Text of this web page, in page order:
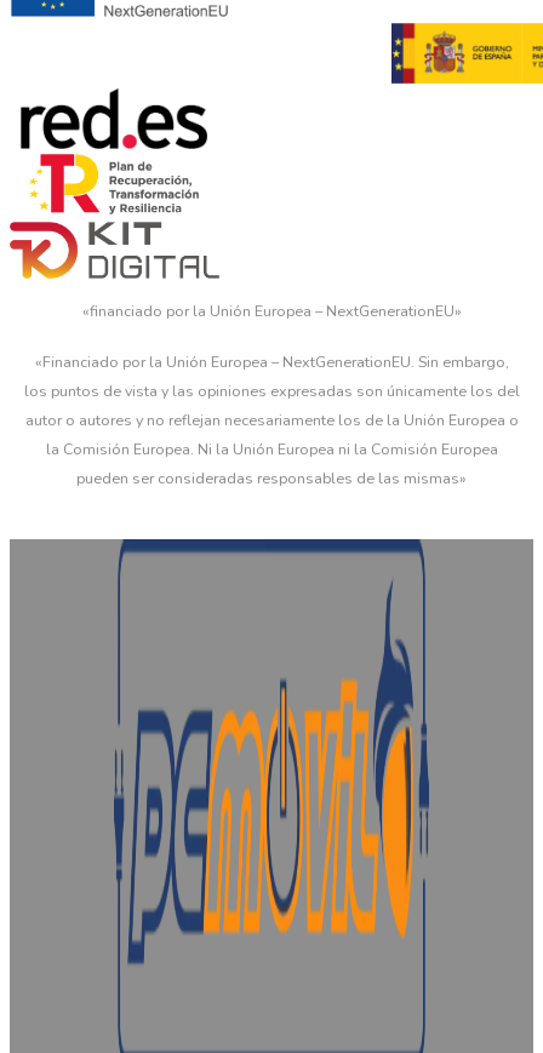
«financiado por la Unión Europea – NextGenerationEU»
«Financiado por la Unión Europea – NextGenerationEU. Sin embargo,
los puntos de vista y las opiniones expresadas son únicamente los del
autor o autores y no reflejan necesariamente los de la Unión Europea o
la Comisión Europea. Ni la Unión Europea ni la Comisión Europea
pueden ser consideradas responsables de las mismas»